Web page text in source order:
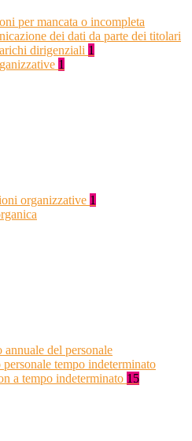
per mancata o incompleta
dei dati da parte dei titolari
dirigenziali 1
1
organizzative 1
annuale del personale
personale tempo indeterminato
a tempo indeterminato 15